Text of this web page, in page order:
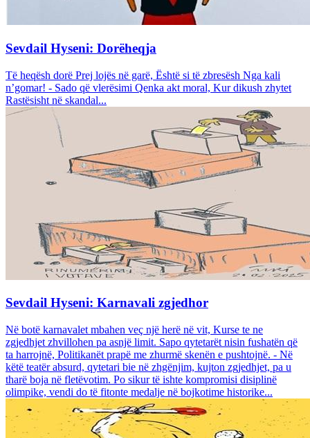
Sevdail Hyseni: Dorëheqja
Të heqësh dorë Prej lojës në garë, Është si të zbresësh Nga kali
n’gomar! - Sado që vlerësimi Qenka akt moral, Kur dikush zhytet
Rastësisht në skandal...
Sevdail Hyseni: Karnavali zgjedhor
Në botë karnavalet mbahen veç një herë në vit, Kurse te ne
zgjedhjet zhvillohen pa asnjë limit. Sapo qytetarët nisin fushatën që
ta harrojnë, Politikanët prapë me zhurmë skenën e pushtojnë. - Në
këtë teatër absurd, qytetari bie në zhgënjim, kujton zgjedhjet, pa u
tharë boja në fletëvotim. Po sikur të ishte kompromisi disiplinë
olimpike, vendi do të fitonte medalje në bojkotime historike...